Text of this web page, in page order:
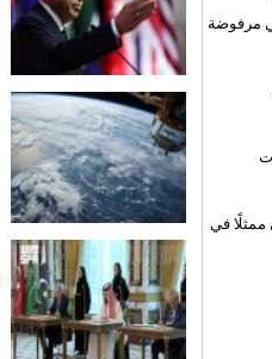
مرفوضة
ممثلًا في